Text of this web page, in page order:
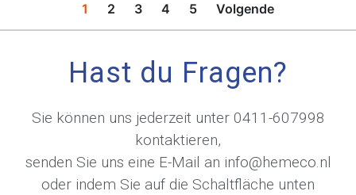
1 2 3 4 5 Volgende
Hast du Fragen?
Sie können uns jederzeit unter 0411-607998
kontaktieren,
senden Sie uns eine E-Mail an info@hemeco.nl
oder indem Sie auf die Schaltfläche unten